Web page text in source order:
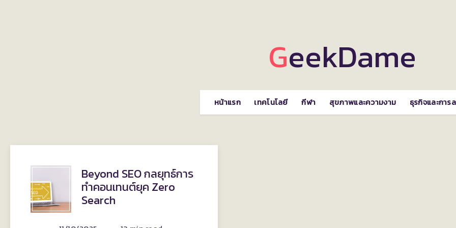
GeekDame
หน้าแรก เทคโนโลยี กีฬา สุขภาพและความงาม ธุรกิจและการ
BEYOND
SEO
Beyond SEO กลยุทธ์การ
ทำคอนเทนต์ยุค Zero
Search